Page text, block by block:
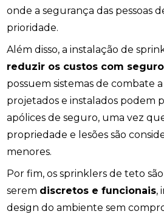
onde a segurança das pessoas
prioridade.
Além disso, a instalação de
reduzir os custos com
possuem sistemas de combate
projetados e instalados podem
apólices de seguro, uma vez
propriedade e lesões são
menores.
Por fim, os sprinklers de teto
serem discretos e funcionais,
design do ambiente sem